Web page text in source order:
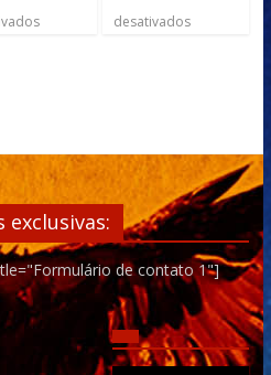
desativados
exclusivas:
de contato 1"]